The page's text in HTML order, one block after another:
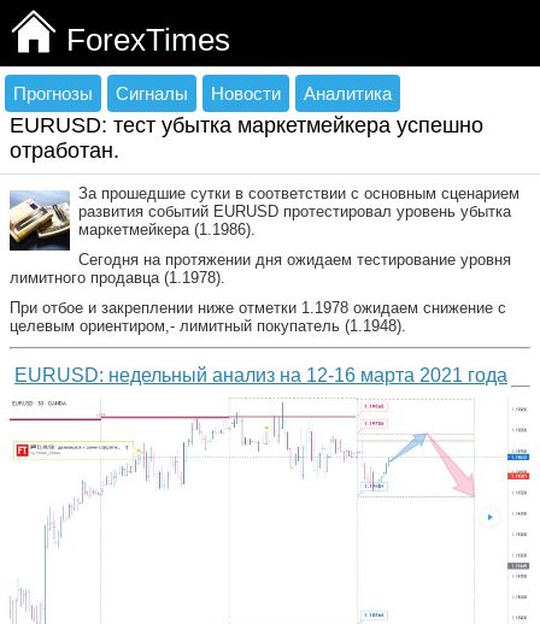
ForexTimes
Прогнозы Сигналы Новости Аналитика
EURUSD: тест убытка маркетмейкера успешно
отработан.
За прошедшие сутки в соответствии с основным сценарием
развития событий EURUSD протестировал уровень убытка
маркетмейкера (1.1986).
Сегодня на протяжении дня ожидаем тестирование уровня
лимитного продавца (1.1978).
При отбое и закреплении ниже отметки 1.1978 ожидаем снижение с
целевым ориентиром,- лимитный покупатель (1.1948).
EURUSD: недельный анализ на 12-16 марта 2021 года